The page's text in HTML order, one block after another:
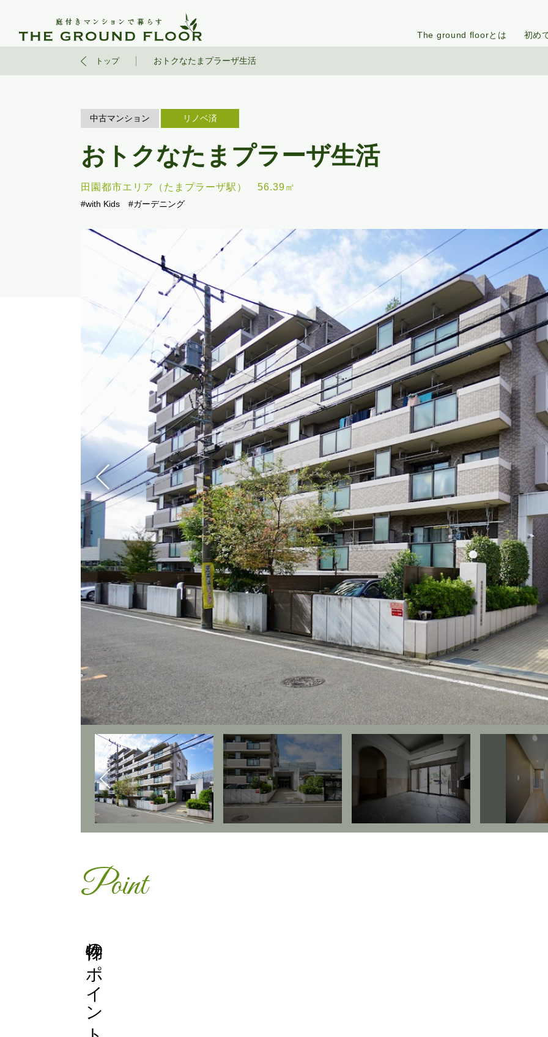
The ground floorとは 初め
トップ おトクなたまプラーザ生活
中古マンション リノベ済
おトクなたまプラーザ生活
田園都市エリア（たまプラーザ駅） 56.39㎡
#with Kids #ガーデニング
Point
物件のポイント